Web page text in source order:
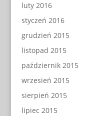
luty 2016
styczeń 2016
grudzień 2015
listopad 2015
październik 2015
wrzesień 2015
sierpień 2015
lipiec 2015